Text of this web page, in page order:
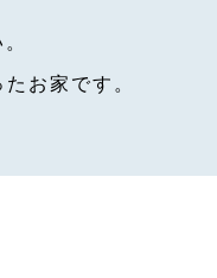
お家です。